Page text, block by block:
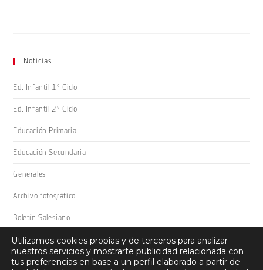
Noticias
Ed. Infantil 1º Ciclo
Ed. Infantil 2º Ciclo
Educación Primaria
Educación Secundaria
Generales
Archivo fotográfico
Boletín Salesiano
Utilizamos cookies propias y de terceros para analizar
nuestros servicios y mostrarte publicidad relacionada con
tus preferencias en base a un perfil elaborado a partir de